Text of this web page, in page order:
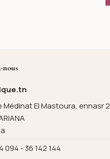
nous
Médinat El Mastoura, ennasr 2
094 - 36 142 144